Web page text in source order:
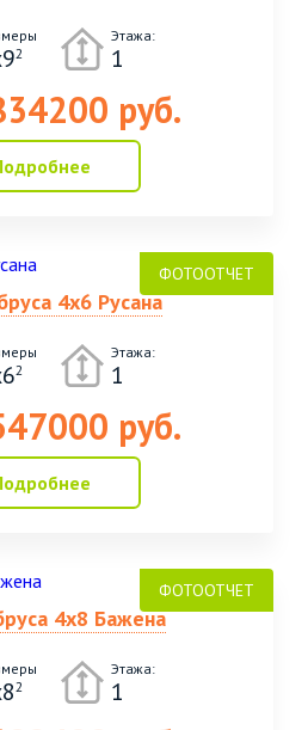
2
Этажа:
1
руб.
4х6 Русана
2
Этажа:
1
руб.
4х8 Бажена
2
Этажа:
1